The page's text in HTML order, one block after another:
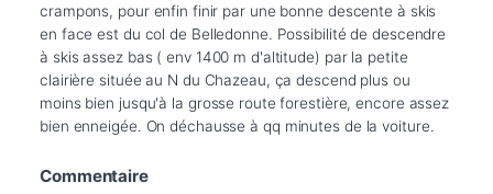
crampons, pour enfin finir par une bonne descente à skis
en face est du col de Belledonne. Possibilité de descendre
à skis assez bas ( env 1400 m d'altitude) par la petite
clairière située au N du Chazeau, ça descend plus ou
moins bien jusqu'à la grosse route forestière, encore assez
bien enneigée. On déchausse à qq minutes de la voiture.
Commentaire